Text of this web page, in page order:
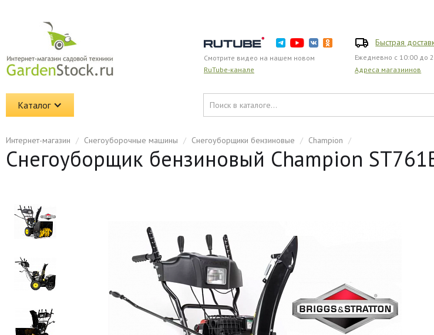
Смотрите видео на нашем новом
RuTube-канале
Быстрая
Ежедневно с 10:00 до
Адреса магазиинов
Каталог
Интернет-магазин / Снегоуборочные машины / Снегоуборщики бензиновые / Champion /
Снегоуборщик бензиновый Champion